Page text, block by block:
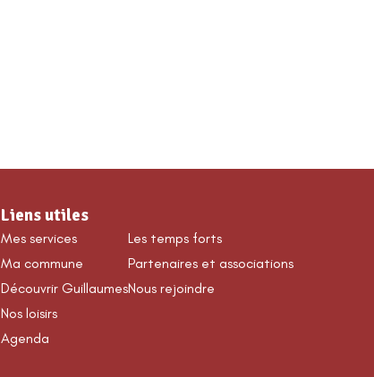
Liens utiles
Mes services
Ma commune
Découvrir Guillaumes
Nos loisirs
Agenda
Les temps forts
Partenaires et associations
Nous rejoindre